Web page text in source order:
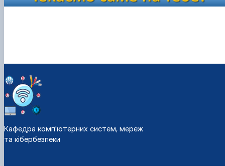
Кафедра комп'ютерних систем, мереж
та кібербезпеки